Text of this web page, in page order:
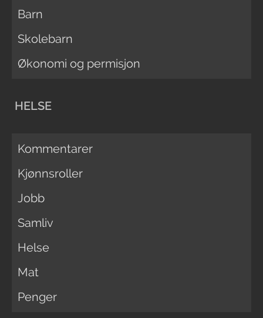
Barn
Skolebarn
Økonomi og permisjon
HELSE
Kommentarer
Kjønnsroller
Jobb
Samliv
Helse
Mat
Penger